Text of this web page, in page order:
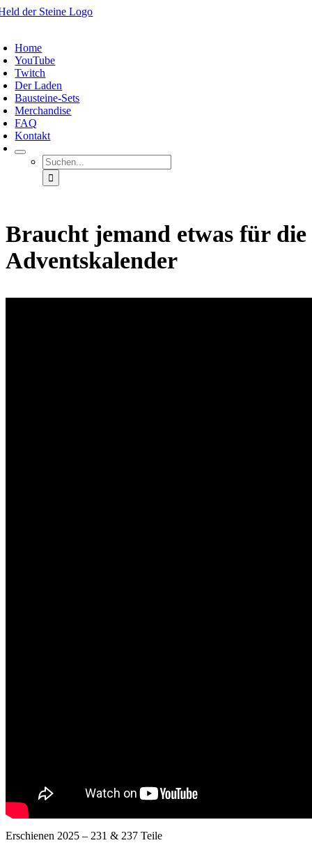
Zum
Home
YouTube
Twitch
Der Laden
Bausteine-Sets
Merchandise
FAQ
Kontakt
Suche
nach:
Braucht jemand etwas für
Adventskalender
Erschienen 2025 – 231 & 237 Teile